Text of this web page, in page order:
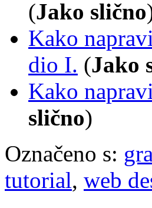
(Jako slično
Kako
dio I. (Jako
Kako
slično)
Označeno s:
tutorial, web